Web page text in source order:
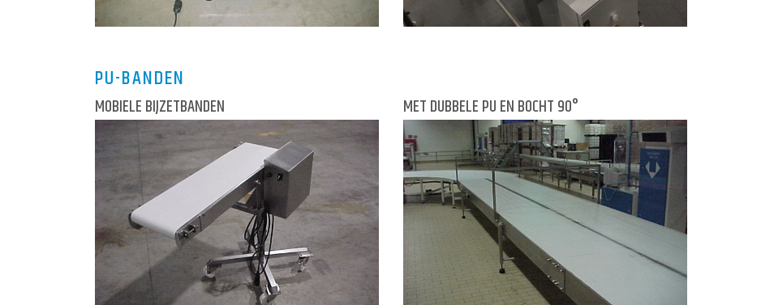
PU-BANDEN
MOBIELE BIJZETBANDEN MET DUBBELE PU EN BOCHT 90°